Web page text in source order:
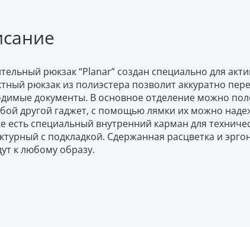
рюкзак “Planar” создан специально для
рюкзак из полиэстера позволит аккуратно
документы. В основное отделение можно
другой гаджет, с помощью лямки их можно
есть специальный внутренний карман для
с подкладкой. Сдержанная расцветка и
к любому образу.